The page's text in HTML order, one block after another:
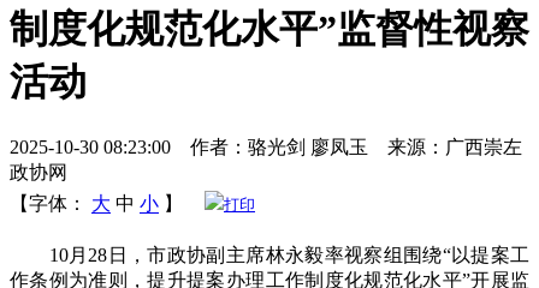
制度化规范化水平”监督性视察
活动
2025-10-30 08:23:00 作者：骆光剑 廖凤玉 来源：广西崇左
政协网
【字体：
大 中 小 】 打印
10月28日，市政协副主席林永毅率视察组围绕“以提案工
作条例为准则，提升提案办理工作制度化规范化水平”开展监